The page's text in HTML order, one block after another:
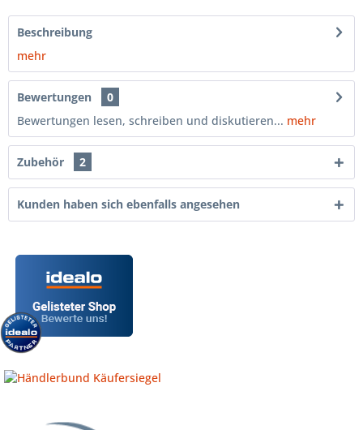
Beschreibung
mehr
Bewertungen
0
Bewertungen lesen, schreiben und diskutieren... mehr
Zubehör 2
Kunden haben sich ebenfalls angesehen